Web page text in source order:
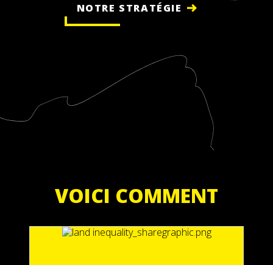
NOTRE STRATÉGIE
VOICI COMMENT